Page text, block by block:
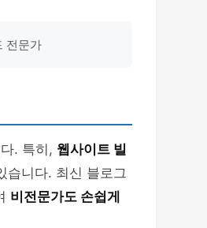
전문가
. 특히, 웹사이트 빌
습니다. 최신 블로그
비전문가도 손쉽게